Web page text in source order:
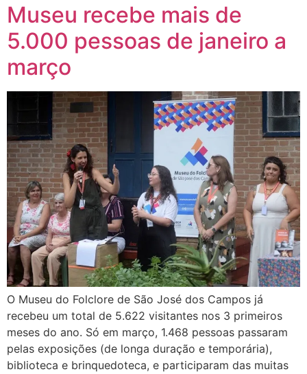
Museu recebe mais de
5.000 pessoas de janeiro a
março
O Museu do Folclore de São José dos Campos já
recebeu um total de 5.622 visitantes nos 3 primeiros
meses do ano. Só em março, 1.468 pessoas passaram
pelas exposições (de longa duração e temporária),
biblioteca e brinquedoteca, e participaram das muitas